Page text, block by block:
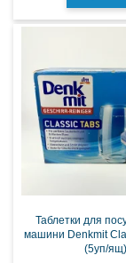
Таблетки для
машини Denkmit
(5уп/ящ)